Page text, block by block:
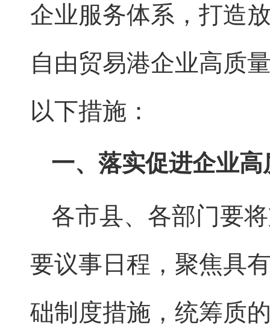
企业服务体系，打造
自由贸易港企业高质
以下措施：
一、落实促进企业
各市县、各部门要
要议事日程，聚焦具
础制度措施，统筹质